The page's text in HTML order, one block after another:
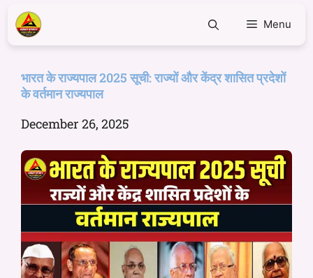
Menu
भारत के राज्यपाल 2025 सूची: राज्यों और केंद्र शासित प्रदेशों
के वर्तमान राज्यपाल
December 26, 2025